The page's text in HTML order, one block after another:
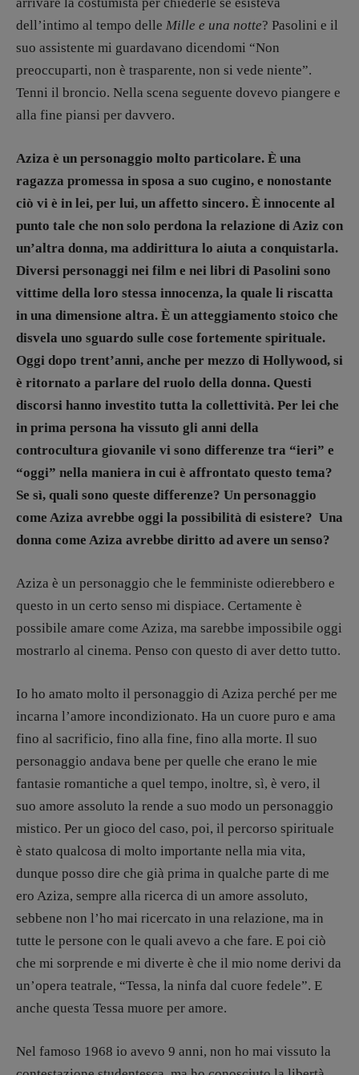
presente
Fumetti
Libro & Film
Pulp for kids
Opera prima
DOSSIER
12 dicembre
Blade Runner 40
Editoria
Intelligenza Artificiale
Maestri sommersi
Pasolini 1922-2022
Psichedelia
Scienza
Stranimondi
Tornare a Ballard
Valerio Evangelisti
Vampirismi
Zong!
DIRETTRICE RESPONSABILE
Antonella Marrone
Walter Catalano Giuseppe Costigliola
Valentina
Marcoli,Elisabetta Michielin,Nicole
Spallina, Roberto Sturm,Tania Tonin
CONTATTI
recensioni:
Elio Grasso[eliovoyager@gmail.com]
Coordinamento Primo Piano:
Elisabetta Michielin
Anna da Re
[anna.dare.comunicazione@gmail.com]
Coordinamento Fumetti:
Fabio Malagnini
[fabio.malagnini@gmail.
Coordinamento Pulp for kids e social
media:
Valentina Marcoli
[valentina.marcoli@gmail.com]
ARCHIVIO E AUTORI
dell’intimo al tempo delle Mille e una notte? Pasolini e il
suo assistente mi guardavano dicendomi “Non
preoccuparti, non è trasparente, non si vede niente”.
Tenni il broncio. Nella scena seguente dovevo piangere e
alla fine piansi per davvero.
Aziza è un personaggio molto particolare. È una
ragazza promessa in sposa a suo cugino, e nonostante
ciò vi è in lei, per lui, un affetto sincero. È innocente al
punto tale che non solo perdona la relazione di Aziz con
un’altra donna, ma addirittura lo aiuta a conquistarla.
Diversi personaggi nei film e nei libri di Pasolini sono
vittime della loro stessa innocenza, la quale li riscatta
in una dimensione altra. È un atteggiamento stoico che
disvela uno sguardo sulle cose fortemente spirituale.
Oggi dopo trent’anni, anche per mezzo di Hollywood, si
è ritornato a parlare del ruolo della donna. Questi
discorsi hanno investito tutta la collettività. Per lei che
in prima persona ha vissuto gli anni della
controcultura giovanile vi sono differenze tra “ieri” e
“oggi” nella maniera in cui è affrontato questo tema?
Se sì, quali sono queste differenze? Un personaggio
come Aziza avrebbe oggi la possibilità di esistere? Una
donna come Aziza avrebbe diritto ad avere un senso?
Aziza è un personaggio che le femministe odierebbero e
questo in un certo senso mi dispiace. Certamente è
possibile amare come Aziza, ma sarebbe impossibile oggi
mostrarlo al cinema. Penso con questo di aver detto tutto.
Io ho amato molto il personaggio di Aziza perché per me
incarna l’amore incondizionato. Ha un cuore puro e ama
fino al sacrificio, fino alla fine, fino alla morte. Il suo
personaggio andava bene per quelle che erano le mie
fantasie romantiche a quel tempo, inoltre, sì, è vero, il
suo amore assoluto la rende a suo modo un personaggio
mistico. Per un gioco del caso, poi, il percorso spirituale
è stato qualcosa di molto importante nella mia vita,
dunque posso dire che già prima in qualche parte di me
ero Aziza, sempre alla ricerca di un amore assoluto,
sebbene non l’ho mai ricercato in una relazione, ma in
tutte le persone con le quali avevo a che fare. E poi ciò
che mi sorprende e mi diverte è che il mio nome derivi da
un’opera teatrale, “Tessa, la ninfa dal cuore fedele”. E
anche questa Tessa muore per amore.
Nel famoso 1968 io avevo 9 anni, non ho mai vissuto la